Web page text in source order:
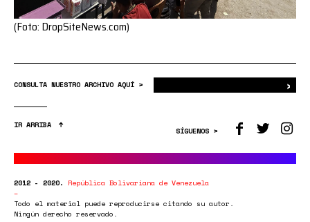
(Foto: DropSiteNews.com)
CONSULTA NUESTRO ARCHIVO AQUÍ > ›
IR ARRIBA
SÍGUENOS >
2012 - 2020. República Bolivariana de Venezuela
Todo el material puede reproducirse citando su autor.
Ningún derecho reservado.